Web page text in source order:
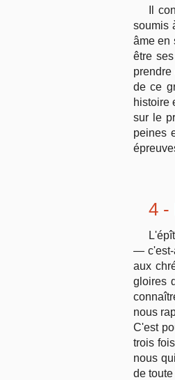
Il
soumis
âme en
être
de ce
histoire
sur le
peines
4 -
— c'est-
aux
gloires
nous
C'est
trois
nous
de